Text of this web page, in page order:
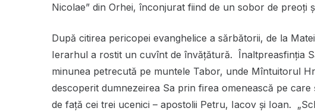
Nicolae” din Orhei, înconjurat fiind de un sobor de preoți
După citirea pericopei evanghelice a sărbătorii, de la
Ierarhul a rostit un cuvînt de învățătură. Înaltpreasfinția
minunea petrecută pe muntele Tabor, unde Mîntuitorul
descoperit dumnezeirea Sa prin firea omenească pe care
de față cei trei ucenici – apostolii Petru, Iacov şi Ioan.